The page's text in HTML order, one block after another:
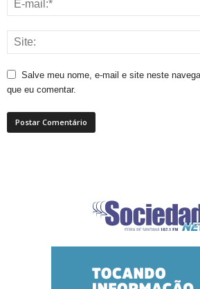
Salve meu nome, e-mail e site neste
que eu comentar.